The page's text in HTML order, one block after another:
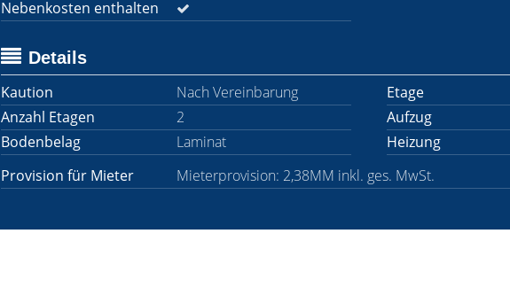
Nebenkosten enthalten
Details
Kaution
Nach Vereinbarung Etage
Anzahl Etagen
2 Aufzug
Bodenbelag
Laminat Heizung
Provision für Mieter
Mieterprovision: 2,38MM inkl. ges. MwSt.